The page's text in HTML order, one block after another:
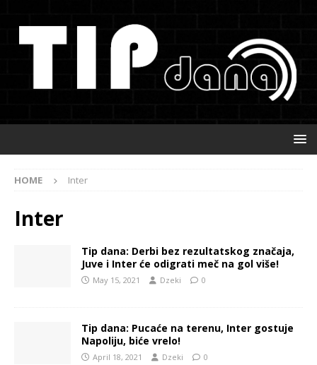
HOME Inter
Inter
Tip dana: Derbi bez rezultatskog značaja,
Juve i Inter će odigrati meč na gol više!
May 15, 2021 Dzeki 0
Tip dana: Pucaće na terenu, Inter gostuje
Napoliju, biće vrelo!
April 18, 2021 Dzeki 0